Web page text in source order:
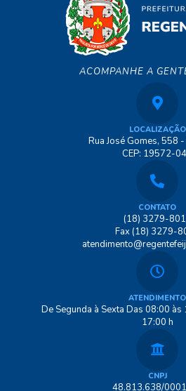
ACOMPANHE A
LOCALIZAÇÃO
Rua José Gomes, 558
CEP: 19572-
CONTATO
(18) 3279-
Fax (18) 3279-
ATENDIMENTO
De Segunda à Sexta Das 08:00
17:00 h
CNPJ
48.813.638/